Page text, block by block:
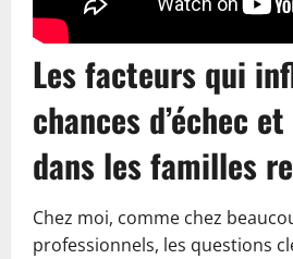
Les facteurs qui
chances d’échec
dans les familles
Chez moi, comme chez
professionnels, les questions